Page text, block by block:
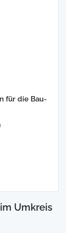
für die Bau-
Umkreis